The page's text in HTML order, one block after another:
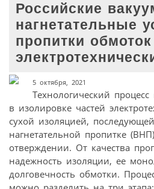
Российские
нагнетательные
пропитки обмоток
5 октября, 2021
Технологический
в изолировке частей
сухой изоляцией,
нагнетательной пропитке
отверждении. От качества
надежность изоляции, ее
долговечность обмотки.